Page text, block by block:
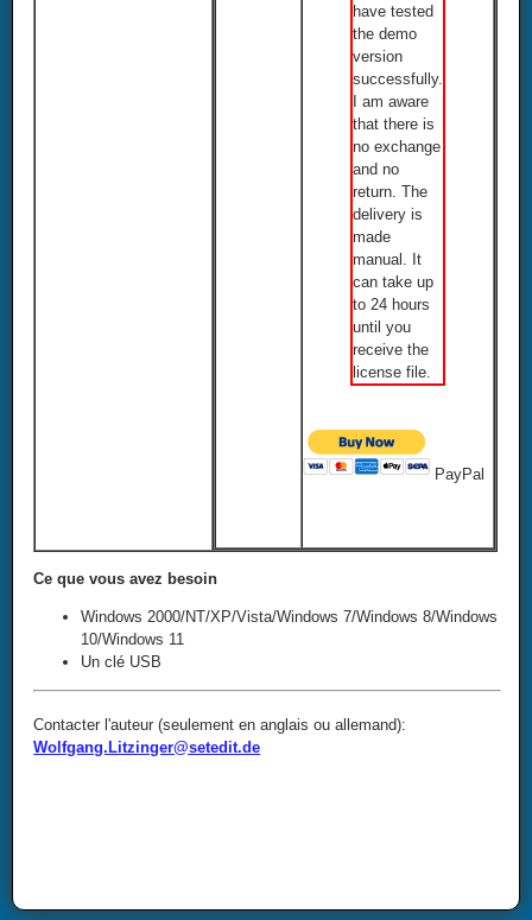
have tested
the demo
version
successfully.
I am aware
that there is
no exchange
and no
return. The
delivery is
made
manual. It
can take up
to 24 hours
until you
receive the
license file.
PayPal
Ce que vous avez besoin
Windows 2000/NT/XP/Vista/Windows 7/Windows 8/Windows
10/Windows 11
Un clé USB
Contacter l'auteur (seulement en anglais ou allemand):
Wolfgang.Litzinger@setedit.de